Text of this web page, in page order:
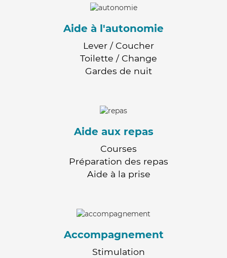
Aide à l'autonomie
Lever / Coucher
Toilette / Change
Gardes de nuit
Aide aux repas
Courses
Préparation des repas
Aide à la prise
Accompagnement
Stimulation